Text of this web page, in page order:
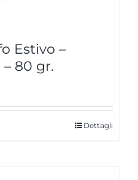
Estivo –
80 gr.
Dettagli